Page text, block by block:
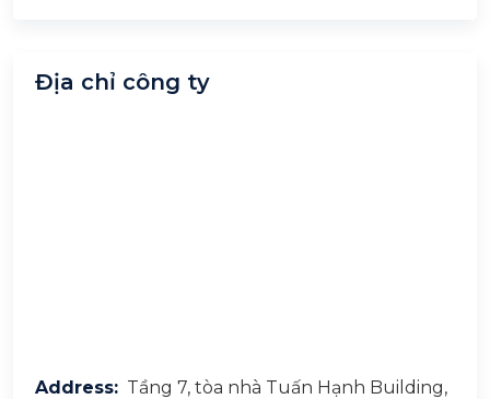
Địa chỉ công ty
Address: Tầng 7, tòa nhà Tuấn Hạnh Building,